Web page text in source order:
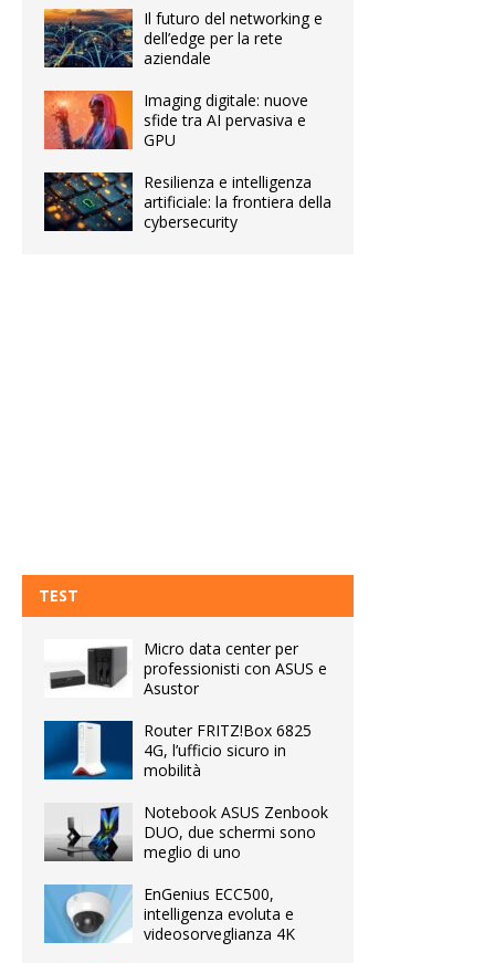
Il futuro del networking e
dell’edge per la rete
aziendale
Imaging digitale: nuove
sfide tra AI pervasiva e
GPU
Resilienza e intelligenza
artificiale: la frontiera della
cybersecurity
TEST
Micro data center per
professionisti con ASUS e
Asustor
Router FRITZ!Box 6825
4G, l’ufficio sicuro in
mobilità
Notebook ASUS Zenbook
DUO, due schermi sono
meglio di uno
EnGenius ECC500,
intelligenza evoluta e
videosorveglianza 4K